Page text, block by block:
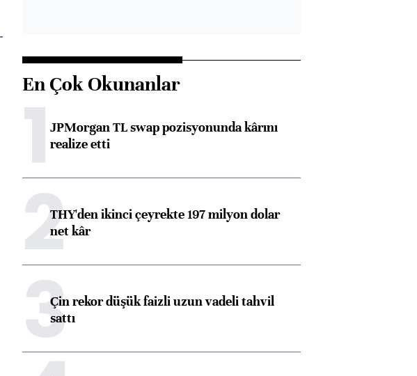
En Çok Okunanlar
1JPMorgan TL swap pozisyonunda kârını
realize etti
2THY'den ikinci çeyrekte 197 milyon dolar
net kâr
3Çin rekor düşük faizli uzun vadeli tahvil
sattı